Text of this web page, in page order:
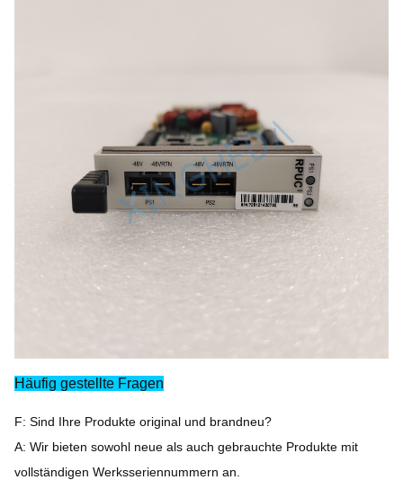
Häufig gestellte Fragen
F: Sind Ihre Produkte original und brandneu?
A: Wir bieten sowohl neue als auch gebrauchte Produkte mit
vollständigen Werksseriennummern an.